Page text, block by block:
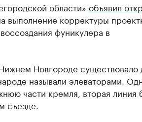
области» объявил
выполнение корректуры
фуникулера в
Новгороде существовало
называли элеваторами.
части кремля, вторая линия
съезде.